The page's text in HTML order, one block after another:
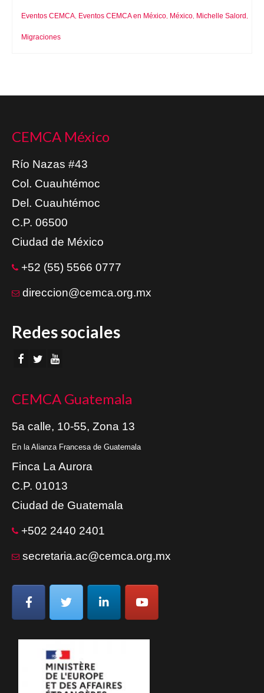
Eventos CEMCA, Eventos CEMCA en México, México, Michelle Salord ,
Migraciones
CEMCA México
Río Nazas #43
Col. Cuauhtémoc
Del. Cuauhtémoc
C.P. 06500
Ciudad de México
+52 (55) 5566 0777
direccion@cemca.org.mx
Redes sociales
CEMCA Guatemala
5a calle, 10-55, Zona 13
En la Alianza Francesa de Guatemala
Finca La Aurora
C.P. 01013
Ciudad de Guatemala
+502 2440 2401
secretaria.ac@cemca.org.mx